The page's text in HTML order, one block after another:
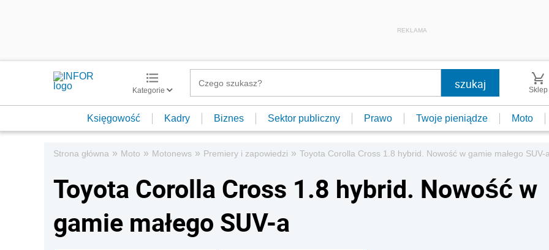
REKLAMA
Kategorie Sklep
Księgowość Kadry Biznes Sektor publiczny Prawo Twoje pieniądze Moto
Strona główna » Moto » Motonews » Premiery i zapowiedzi » Toyota Corolla Cross 1.8 hybrid. Nowość w gamie małego SUV-a
Toyota Corolla Cross 1.8 hybrid. Nowość w
gamie małego SUV-a